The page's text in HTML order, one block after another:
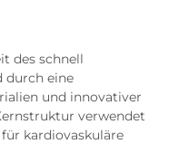
des schnell
durch eine
und innovativer
verwendet
kardiovaskuläre